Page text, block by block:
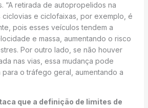
“A retirada de autopropelidos na
e ciclofaixas, por exemplo, é
pois esses veículos tendem a
e massa, aumentando o risco
Por outro lado, se não houver
nas vias, essa mudança pode
o tráfego geral, aumentando a
que a definição de limites de